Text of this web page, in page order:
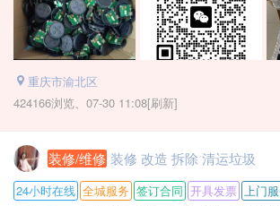
重庆市渝北区
424166浏览、 07-30 11:08[刷新]
装修/维修 装修 改造 拆除 清运垃圾
24小时在线 全城服务 签订合同 开具发票 上门